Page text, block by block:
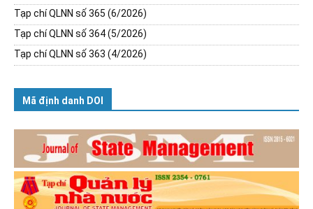
Tạp chí QLNN số 365 (6/2026)
Tạp chí QLNN số 364 (5/2026)
Tạp chí QLNN số 363 (4/2026)
Mã định danh DOI